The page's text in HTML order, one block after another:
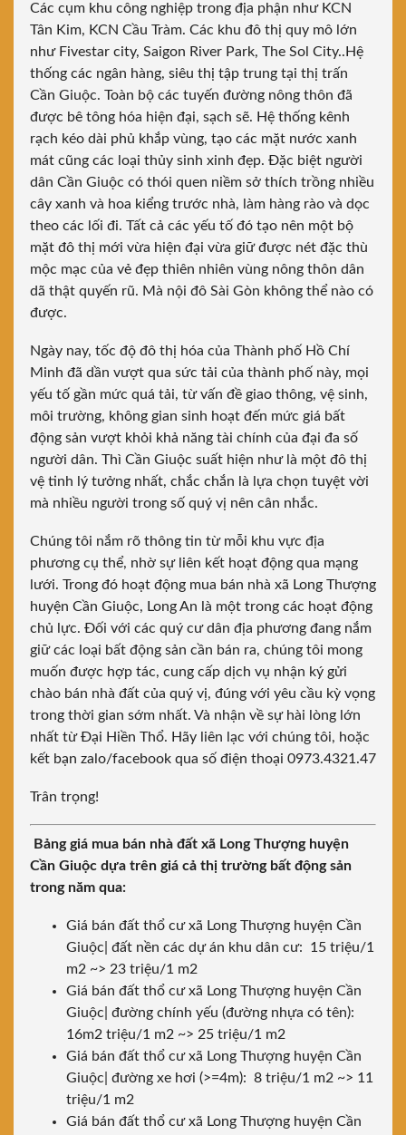
Các cụm khu công nghiệp trong địa phận như KCN
Tân Kim, KCN Cầu Tràm. Các khu đô thị quy mô lớn
như Fivestar city, Saigon River Park, The Sol City..Hệ
thống các ngân hàng, siêu thị tập trung tại thị trấn
Cần Giuộc. Toàn bộ các tuyến đường nông thôn đã
được bê tông hóa hiện đại, sạch sẽ. Hệ thống kênh
rạch kéo dài phủ khắp vùng, tạo các mặt nước xanh
mát cũng các loại thủy sinh xinh đẹp. Đặc biệt người
dân Cần Giuộc có thói quen niềm sở thích trồng nhiều
cây xanh và hoa kiểng trước nhà, làm hàng rào và dọc
theo các lối đi. Tất cả các yếu tố đó tạo nên một bộ
mặt đô thị mới vừa hiện đại vừa giữ được nét đặc thù
mộc mạc của vẻ đẹp thiên nhiên vùng nông thôn dân
dã thật quyến rũ. Mà nội đô Sài Gòn không thể nào có
được.
Ngày nay, tốc độ đô thị hóa của Thành phố Hồ Chí
Minh đã dần vượt qua sức tải của thành phố này, mọi
yếu tố gần mức quá tải, từ vấn đề giao thông, vệ sinh,
môi trường, không gian sinh hoạt đến mức giá bất
động sản vượt khỏi khả năng tài chính của đại đa số
người dân. Thì Cần Giuộc suất hiện như là một đô thị
vệ tinh lý tưởng nhất, chắc chắn là lựa chọn tuyệt vời
mà nhiều người trong số quý vị nên cân nhắc.
Chúng tôi nắm rõ thông tin từ mỗi khu vực địa
phương cụ thể, nhờ sự liên kết hoạt động qua mạng
lưới. Trong đó hoạt động mua bán nhà xã Long Thượng
huyện Cần Giuộc, Long An là một trong các hoạt động
chủ lực. Đối với các quý cư dân địa phương đang nắm
giữ các loại bất động sản cần bán ra, chúng tôi mong
muốn được hợp tác, cung cấp dịch vụ nhận ký gửi
chào bán nhà đất của quý vị, đúng với yêu cầu kỳ vọng
trong thời gian sớm nhất. Và nhận về sự hài lòng lớn
nhất từ Đại Hiền Thổ. Hãy liên lạc với chúng tôi, hoặc
kết bạn zalo/facebook qua số điện thoại 0973.4321.47
Trân trọng!
Bảng giá mua bán nhà đất xã Long Thượng huyện
Cần Giuộc dựa trên giá cả thị trường bất động sản
trong năm qua:
Giá bán đất thổ cư xã Long Thượng huyện Cần
Giuộc| đất nền các dự án khu dân cư: 15 triệu/1
m2 ~> 23 triệu/1 m2
Giá bán đất thổ cư xã Long Thượng huyện Cần
Giuộc| đường chính yếu (đường nhựa có tên):
16m2 triệu/1 m2 ~> 25 triệu/1 m2
Giá bán đất thổ cư xã Long Thượng huyện Cần
Giuộc| đường xe hơi (>=4m): 8 triệu/1 m2 ~> 11
triệu/1 m2
Giá bán đất thổ cư xã Long Thượng huyện Cần